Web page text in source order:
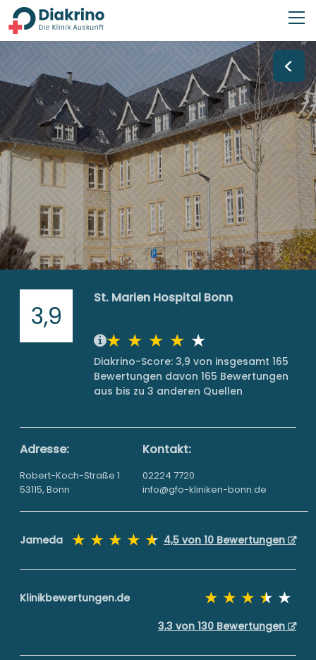
<
3,9
St. Marien Hospital Bonn
Diakrino-Score: 3,9 von insgesamt 165
Bewertungen davon 165 Bewertungen
aus bis zu 3 anderen Quellen
Adresse:
Robert-Koch-Straße 1
53115, Bonn
Kontakt:
02224 7720
info@gfo-kliniken-bonn.de
Jameda 4,5 von 10 Bewertungen
Klinikbewertungen.de
3,3 von 130 Bewertungen